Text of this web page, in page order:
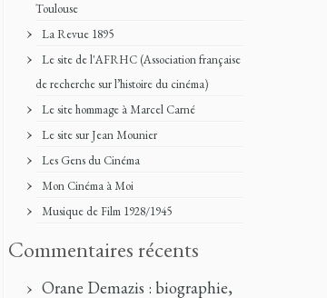
Toulouse
La Revue 1895
Le site de l'AFRHC (Association française
de recherche sur l’histoire du cinéma)
Le site hommage à Marcel Carné
Le site sur Jean Mounier
Les Gens du Cinéma
Mon Cinéma à Moi
Musique de Film 1928/1945
Commentaires récents
Orane Demazis : biographie,